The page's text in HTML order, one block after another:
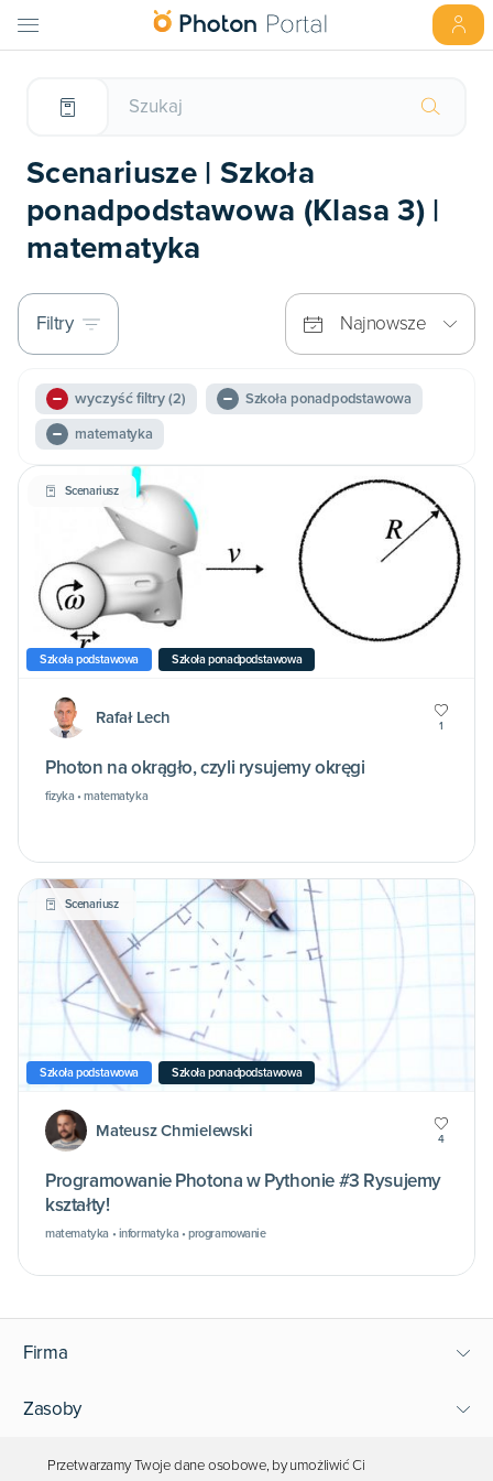
Scenariusze | Szkoła
ponadpodstawowa (Klasa 3) |
matematyka
Filtry Najnowsze
wyczyść filtry(2)
Szkoła ponadpodstawowa
matematyka
Scenariusz
Szkoła podstawowa Szkoła ponadpodstawowa
Rafał Lech 1
Photon na okrągło, czyli rysujemy okręgi
fizyka • matematyka
Scenariusz
Szkoła podstawowa Szkoła ponadpodstawowa
Mateusz Chmielewski 4
Programowanie Photona w Pythonie #3 Rysujemy
kształty!
matematyka • informatyka • programowanie
Firma
Zasoby
Wsparcie
Przetwarzamy Twoje dane osobowe, by umożliwić Ci